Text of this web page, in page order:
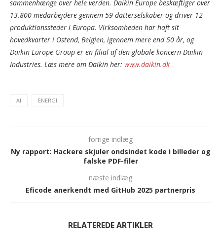
sammenhænge over hele verden. Daikin Europe beskæftiger over
13.800 medarbejdere gennem 59 datterselskaber og driver 12
produktionssteder i Europa. Virksomheden har haft sit
hovedkvarter i Ostend, Belgien, igennem mere end 50 år, og
Daikin Europe Group er en filial af den globale koncern Daikin
Industries. Læs mere om Daikin her: www.daikin.dk
AI ENERGI
forrige indlæg
Ny rapport: Hackere skjuler ondsindet kode i billeder og
falske PDF-filer
næste indlæg
Eficode anerkendt med GitHub 2025 partnerpris
RELATEREDE ARTIKLER